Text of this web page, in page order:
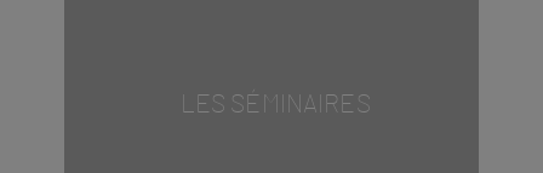
LES SÉMINAIRES